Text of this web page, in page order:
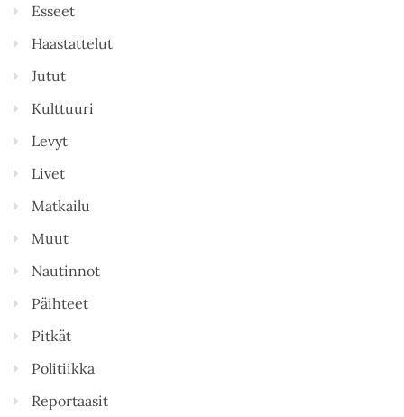
Esseet
Haastattelut
Jutut
Kulttuuri
Levyt
Livet
Matkailu
Muut
Nautinnot
Päihteet
Pitkät
Politiikka
Reportaasit